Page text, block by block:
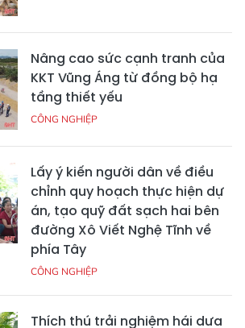
Nâng cao sức cạnh tranh của
KKT Vũng Áng từ đồng bộ hạ
tầng thiết yếu
CÔNG NGHIỆP
Lấy ý kiến người dân về điều
chỉnh quy hoạch thực hiện dự
án, tạo quỹ đất sạch hai bên
đường Xô Viết Nghệ Tĩnh về
phía Tây
CÔNG NGHIỆP
Thích thú trải nghiệm hái dưa